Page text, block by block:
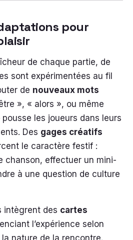
pour
de chaque partie, de
sont expérimentées au fil
de nouveaux mots
», « alors », ou même
les joueurs dans leurs
Des gages créatifs
le caractère festif :
chanson, effectuer un mini-
à une question de culture
intègrent des cartes
l’expérience selon
la nature de la rencontre.